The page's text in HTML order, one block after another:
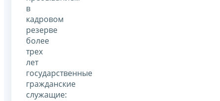
в
кадровом
резерве
более
трех
лет
государственные
гражданские
служащие: